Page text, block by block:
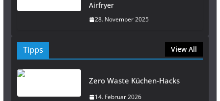
Airfryer
28. November 2025
Tipps View All
Zero Waste Küchen-Hacks
14. Februar 2026